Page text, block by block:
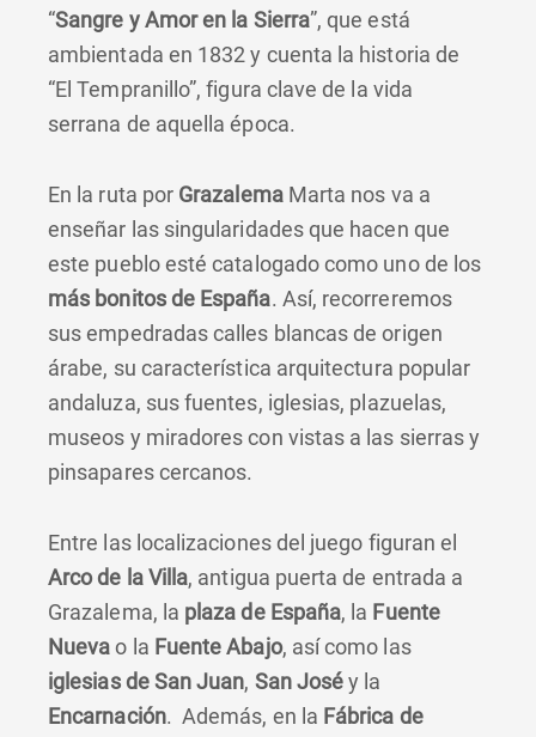
“Sangre y Amor en la Sierra”, que está
ambientada en 1832 y cuenta la historia de
“El Tempranillo”, figura clave de la vida
serrana de aquella época.
En la ruta por GrazalemaMarta nos va a
enseñar las singularidades que hacen que
este pueblo esté catalogado como uno de los
más bonitos de España. Así, recorreremos
sus empedradas calles blancas de origen
árabe, su característica arquitectura popular
andaluza, sus fuentes, iglesias, plazuelas,
museos y miradores con vistas a las sierras y
pinsapares cercanos.
Entre las localizaciones del juego figuran el
Arco de la Villa, antigua puerta de entrada a
Grazalema, la plaza de España, la Fuente
Nuevao la Fuente Abajo, así como las
iglesias de San Juan, San Joséy la
Encarnación. Además, en la Fábrica de